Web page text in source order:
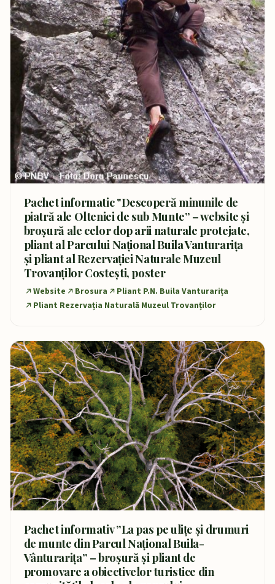
Pachet informatic "Descoperă minunile de
piatră ale Olteniei de sub Munte” – website și
broșură ale celor dop arii naturale protejate,
pliant al Parcului Național Buila Vanturarița
și pliant al Rezervației Naturale Muzeul
Trovanților Costești, poster
Website Brosura
Pliant P.N. Buila Vanturarița
Pliant Rezervația Naturală Muzeul Trovanților
Pachet informativ ”La pas pe ulițe și drumuri
de munte din Parcul Național Buila-
Vânturarița” – broșură și pliant de
promovare a obiectivelor turistice din